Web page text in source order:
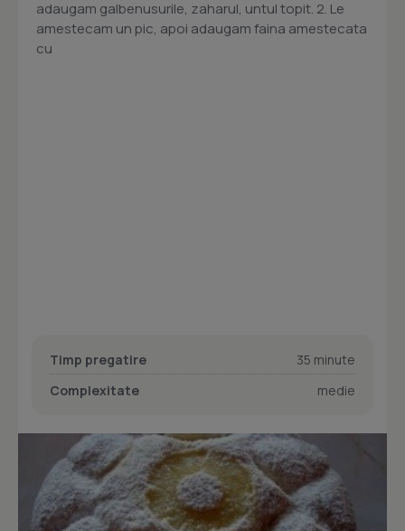
adaugam galbenusurile, zaharul, untul topit. 2. Le
amestecam un pic, apoi adaugam faina amestecata
cu
Timp pregatire
35 minute
Complexitate
medie